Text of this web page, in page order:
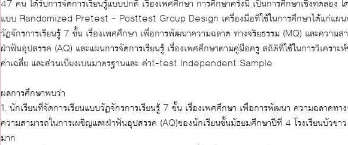
47 คน ได้รับการจัดการเรียนรู้แบบปกติ เรื่องเพศศึกษา การศึกษาครั้งนี้ เป็นการศึกษาเชิงทดลอง โดยมีแบบแผนการทดลอง
แบบ Randomized Pretest – Posttest Group Design เครื่องมือที่ใช้ในการศึกษาได้แก่แผนการจัดการเรียนรู้แบบ
วัฏจักรการเรียนรู้ 7 ขั้น เรื่องเพศศึกษา เพื่อการพัฒนาความฉลาด ทางจริยธรรม (MQ) และความสามารถในการเผชิญและ
ฝ่าฟันอุปสรรค (AQ) และแผนการจัดการเรียนรู้ เรื่องเพศศึกษาตามคู่มือครู สถิติที่ใช้ในการวิเคราะห์ข้อมูลได้แก่ ค่าร้อยละ
ค่าเฉลี่ย และส่วนเบี่ยงเบนมาตรฐานและ ค่าt-test Independent Sample
ผลการศึกษาพบว่า
1. นักเรียนที่จัดการเรียนแบบวัฏจักรการเรียนรู้ 7 ขั้น เรื่องเพศศึกษา เพื่อการพัฒนา ความฉลาดทางจริยธรรม (MQ) และ
ความสามารถในการเผชิญและฝ่าฟันอุปสรรค (AQ)ของนักเรียนชั้นมัธยมศึกษาปีที่ 4 โรงเรียนบัวขาว โดยรวมอยู่ในระ
มาก